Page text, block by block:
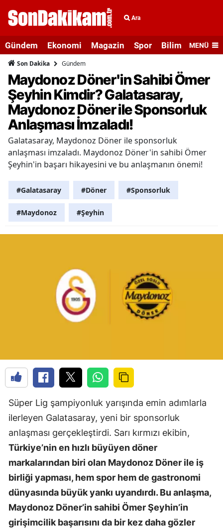
Ara
Gündem Ekonomi Magazin Spor Bilim veMENÜ
Son Dakika Gündem
Maydonoz Döner'in Sahibi Ömer
Şeyhin Kimdir? Galatasaray,
Maydonoz Döner ile Sponsorluk
Anlaşması İmzaladı!
Galatasaray, Maydonoz Döner ile sponsorluk
anlaşması imzaladı. Maydonoz Döner'in sahibi Ömer
Şeyhin'in başarı hikayesini ve bu anlaşmanın önemi!
#Galatasaray #Döner #Sponsorluk
#Maydonoz #Şeyhin
Süper Lig şampiyonluk yarışında emin adımlarla
ilerleyen Galatasaray, yeni bir sponsorluk
anlaşması gerçekleştirdi. Sarı kırmızı ekibin,
Türkiye’nin en hızlı büyüyen döner
markalarından biri olan Maydonoz Döner ile iş
birliği yapması, hem spor hem de gastronomi
dünyasında büyük yankı uyandırdı. Bu anlaşma,
Maydonoz Döner’in sahibi Ömer Şeyhin’in
girişimcilik başarısını da bir kez daha gözler